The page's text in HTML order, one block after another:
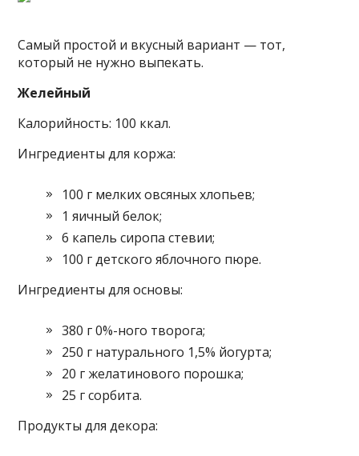
Самый простой и вкусный вариант — тот,
который не нужно выпекать.
Желейный
Калорийность: 100 ккал.
Ингредиенты для коржа:
100 г мелких овсяных хлопьев;
1 яичный белок;
6 капель сиропа стевии;
100 г детского яблочного пюре.
Ингредиенты для основы:
380 г 0%-ного творога;
250 г натурального 1,5% йогурта;
20 г желатинового порошка;
25 г сорбита.
Продукты для декора: